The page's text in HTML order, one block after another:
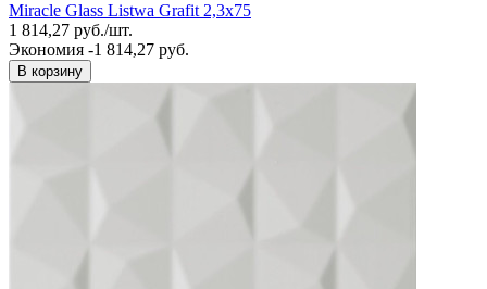
Miracle Glass Listwa Grafit 2,3x75
1 814,27 руб./шт.
Экономия -1 814,27 руб.
В корзину